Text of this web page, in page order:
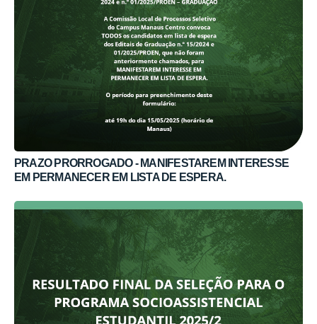
PRAZO PRORROGADO - MANIFESTAREM INTERESSE
EM PERMANECER EM LISTA DE ESPERA.